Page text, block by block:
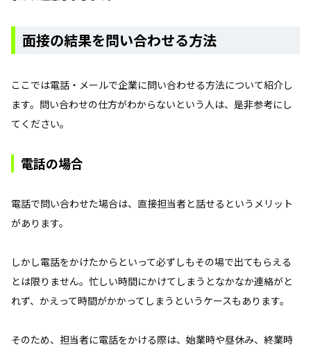
面接の結果を問い合わせる方法
ここでは電話・メールで企業に問い合わせる方法について紹介し
ます。問い合わせの仕方がわからないという人は、是非参考にし
てください。
電話の場合
電話で問い合わせた場合は、直接担当者と話せるというメリット
があります。
しかし電話をかけたからといって必ずしもその場で出てもらえる
とは限りません。忙しい時間にかけてしまうとなかなか連絡がと
れず、かえって時間がかかってしまうというケースもあります。
そのため、担当者に電話をかける際は、始業時や昼休み、終業時